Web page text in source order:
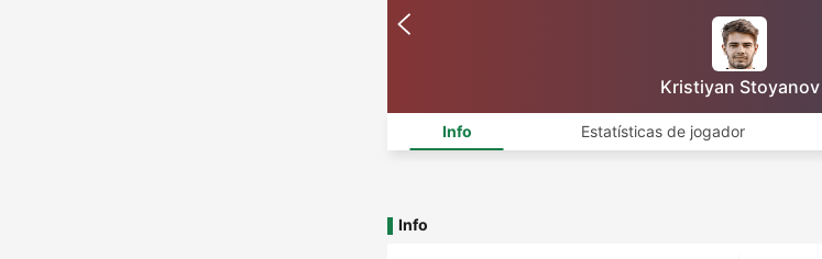
Kristiyan Stoyanov
Info Estatísticas de jogador
Info